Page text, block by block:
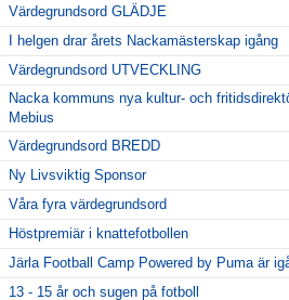
Värdegrundsord GLÄDJE
I helgen drar årets Nackamästerskap igång
Värdegrundsord UTVECKLING
Nacka kommuns nya kultur- och
Mebius
Värdegrundsord BREDD
Ny Livsviktig Sponsor
Våra fyra värdegrundsord
Höstpremiär i knattefotbollen
Järla Football Camp Powered by Puma är
13 - 15 år och sugen på fotboll